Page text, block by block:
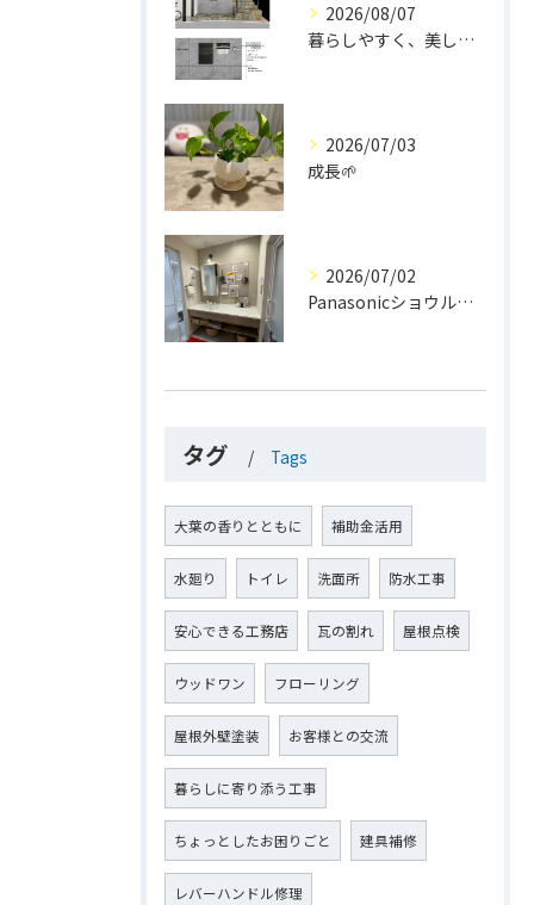
2026/08/07
暮らしやすく、美しく。
2026/07/03
成長🌱
2026/07/02
Panasonicショウルーム大阪
タグ Tags
大葉の香りとともに 補助金活用
水廻り トイレ 洗面所 防水工事
安心できる工務店 瓦の割れ 屋根点検
ウッドワン フローリング
屋根外壁塗装 お客様との交流
暮らしに寄り添う工事
ちょっとしたお困りごと 建具補修
レバーハンドル修理